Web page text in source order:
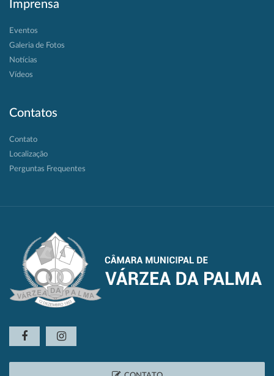
Imprensa
Eventos
Galeria de Fotos
Notícias
Vídeos
Contatos
Contato
Localização
Perguntas Frequentes